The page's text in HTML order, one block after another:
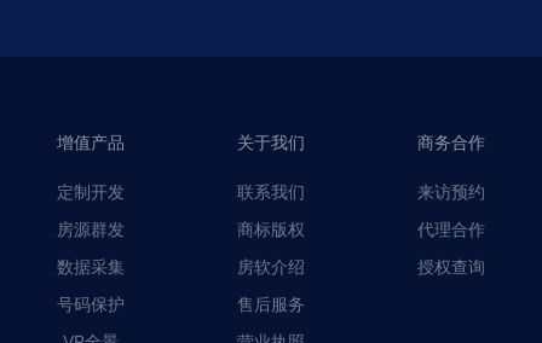
增值产品
定制开发
房源群发
数据采集
号码保护
关于我们
联系我们
商标版权
房软介绍
售后服务
商务合作
来访预约
代理合作
授权查询